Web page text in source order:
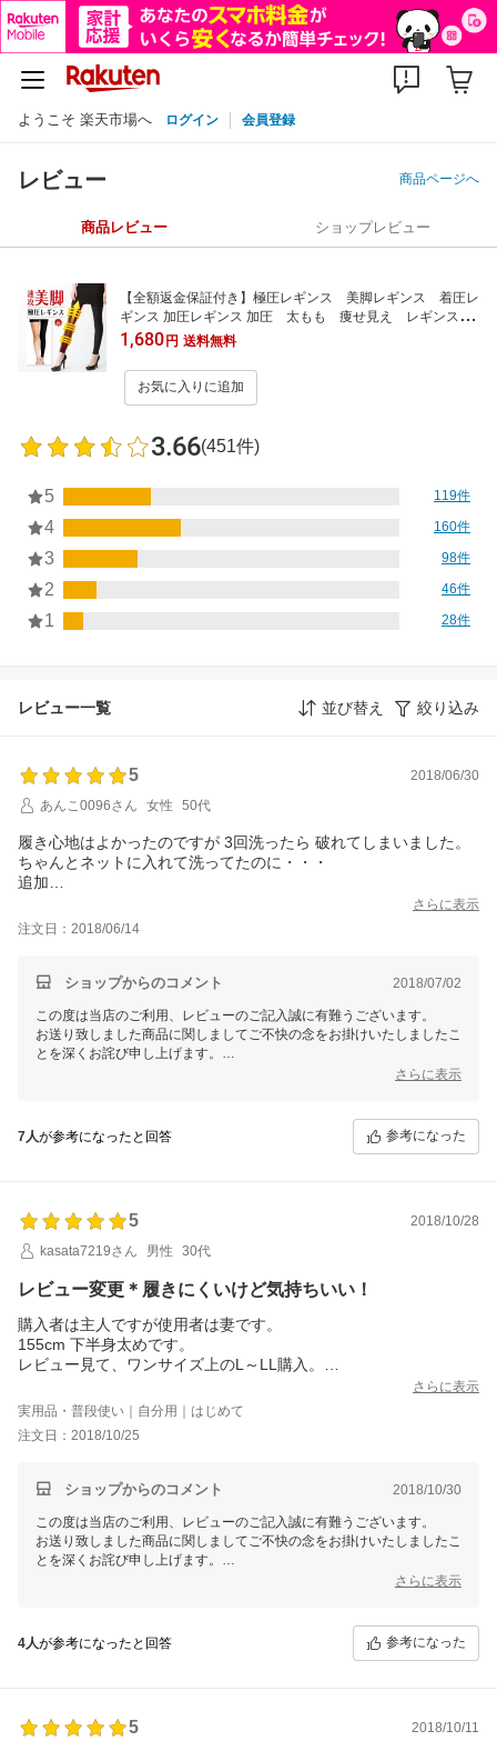
ようこそ 楽天市場へ ログイン 会員登録
レビュー 商品ページへ
商品レビュー ショップレビュー
【全額返金保証付き】極圧レギンス 美脚レギンス 着圧レ
ギンス 加圧レギンス 加圧 太もも 痩せ見え レギンス
美脚
1,680円 送料無料
お気に入りに追加
3.66(451件)
5 119件
4 160件
3 98件
2 46件
1 28件
レビュー一覧 並び替え 絞り込み
5
2018/06/30
あんこ0096さん
女性 50代
履き心地はよかったのですが 3回洗ったら 破れてしまいました。
ちゃんとネットに入れて洗ってたのに・・・
追加
３回ほど洗ったら破れてしまったと レビューに書いただけなのに
お店の方から 新しいものを送っていただきました。 ちゃんとレビ
さらに表示
注文日：2018/06/14
ショップからのコメント 2018/07/02
この度は当店のご利用、レビューのご記入誠に有難うございます。
お送り致しました商品に関しましてご不快の念をお掛けいたしましたこ
とを深くお詫び申し上げます。
当店からの対応につきましてはメールにてご連絡させていただきたく存
フ一同共有させていただきます。
今後とも何卒宜しくお願い申し上げます。
さらに表示
7人が参考になったと回答 参考になった
5
2018/10/28
kasata7219さん
男性 30代
レビュー変更＊履きにくいけど気持ちいい！
購入者は主人ですが使用者は妻です。
155cm 下半身太めです。
レビュー見て、ワンサイズ上のL～LL購入。
生地が厚めなので大丈夫かと思ったけど1回履いただけで股下が破
れました。
運が悪かったのか、履き方が悪かったのか…(涙)
サイズは大きかったようで、丈も長く、下がってきます…。
Ｍ～Lがあればいいのになあ…
＊追記＊
レビュー後に届きました。
頼んでないのに何故だろう？？と思ったら破れたものの代替品と
それだけでも驚きなのに、S-Ｍサイズを送って下さいました！！
サイズ変えてリピートします！とのレビューを見て下さったのだ
なあと細やかな対応に本当に感激しました…！！
履くのはL-LLより時間はかかり、大変でしたが下がってくること
さらに表示
実用品・普段使い｜自分用｜はじめて
注文日：2018/10/25
ショップからのコメント 2018/10/30
この度は当店のご利用、レビューのご記入誠に有難うございます。
お送り致しました商品に関しましてご不快の念をお掛けいたしましたこ
とを深くお詫び申し上げます。
当店からの対応につきましてはメールにてご連絡させていただきたく存
フ一同共有させていただきます。
今後とも何卒宜しくお願い申し上げます。
さらに表示
4人が参考になったと回答 参考になった
5
2018/10/11